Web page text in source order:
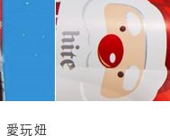
愛玩妞